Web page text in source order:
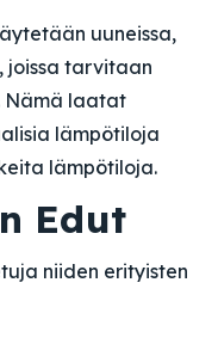
uuneissa,
joissa tarvitaan
Nämä laatat
lämpötiloja
lämpötiloja.
Edut
niiden erityisten